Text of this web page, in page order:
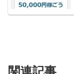
関連記事